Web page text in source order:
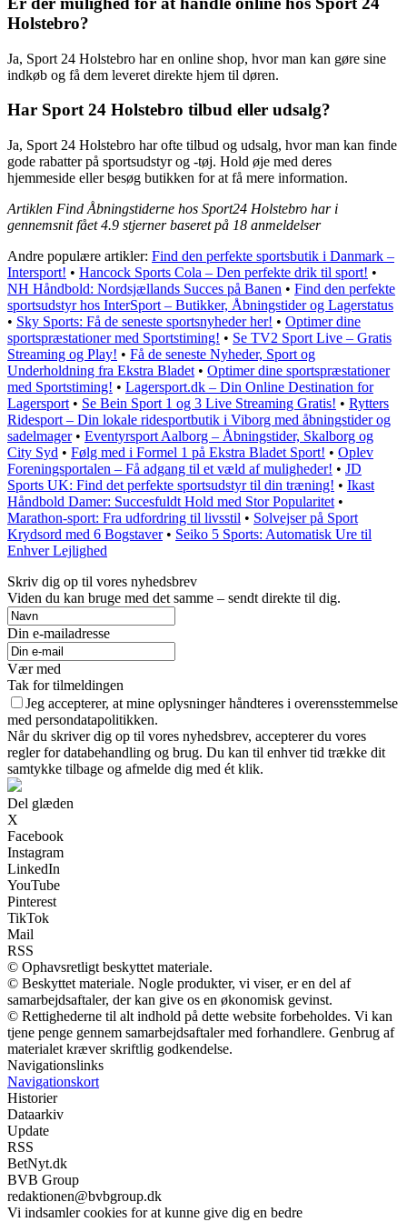
Holstebro?
Ja, Sport 24 Holstebro har en online shop, hvor man kan gøre sine
indkøb og få dem leveret direkte hjem til døren.
Har Sport 24 Holstebro tilbud eller udsalg?
Ja, Sport 24 Holstebro har ofte tilbud og udsalg, hvor man kan finde
gode rabatter på sportsudstyr og -tøj. Hold øje med deres
hjemmeside eller besøg butikken for at få mere information.
Artiklen Find Åbningstiderne hos Sport24 Holstebro har i
gennemsnit fået4.9 stjerner baseret på 18 anmeldelser
Andre populære artikler: Find den perfekte sportsbutik i Danmark –
Intersport! • Hancock Sports Cola – Den perfekte drik til sport! •
NH Håndbold: Nordsjællands Succes på Banen • Find den perfekte
sportsudstyr hos InterSport – Butikker, Åbningstider og Lagerstatus
• Sky Sports: Få de seneste sportsnyheder her! • Optimer dine
sportspræstationer med Sportstiming! • Se TV2 Sport Live – Gratis
Streaming og Play! • Få de seneste Nyheder, Sport og
Underholdning fra Ekstra Bladet • Optimer dine sportspræstationer
med Sportstiming! • Lagersport.dk – Din Online Destination for
Lagersport • Se Bein Sport 1 og 3 Live Streaming Gratis! • Rytters
Ridesport – Din lokale ridesportbutik i Viborg med åbningstider og
sadelmager• Eventyrsport Aalborg – Åbningstider, Skalborg og
City Syd • Følg med i Formel 1 på Ekstra Bladet Sport! • Oplev
Foreningsportalen – Få adgang til et væld af muligheder! • JD
Sports UK: Find det perfekte sportsudstyr til din træning! • Ikast
Håndbold Damer: Succesfuldt Hold med Stor Popularitet •
Marathon-sport: Fra udfordring til livsstil • Solvejser på Sport
Krydsord med 6 Bogstaver• Seiko 5 Sports: Automatisk Ure til
Enhver Lejlighed
Skriv dig op til vores nyhedsbrev
Viden du kan bruge med det samme – sendt direkte til dig.
Din e-mailadresse
Vær med
Tak for tilmeldingen
Jeg accepterer, at mine oplysninger håndteres i overensstemmelse
med persondatapolitikken.
Når du skriver dig op til vores nyhedsbrev, accepterer du vores
regler for databehandling og brug. Du kan til enhver tid trække dit
samtykke tilbage og afmelde dig med ét klik.
Del glæden
X
Facebook
Instagram
LinkedIn
YouTube
Pinterest
TikTok
Mail
RSS
© Ophavsretligt beskyttet materiale.
© Beskyttet materiale. Nogle produkter, vi viser, er en del af
samarbejdsaftaler, der kan give os en økonomisk gevinst.
© Rettighederne til alt indhold på dette website forbeholdes. Vi kan
tjene penge gennem samarbejdsaftaler med forhandlere. Genbrug af
materialet kræver skriftlig godkendelse.
Navigationslinks
Navigationskort
Historier
Dataarkiv
Update
RSS
BetNyt.dk
BVB Group
redaktionen@bvbgroup.dk
Vi indsamler cookies for at kunne give dig en bedre